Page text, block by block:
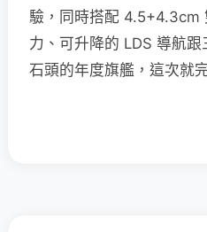
驗，同時搭配 4.5+4.3cm
力、可升降的 LDS 導航
石頭的年度旗艦，這次就